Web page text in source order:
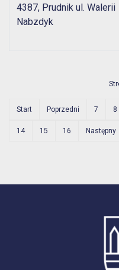
4387, Prudnik ul. Walerii
Nabzdyk
Start Poprzedni 7 8
14 15 16 Następny